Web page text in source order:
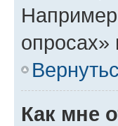
опросах»
Как мне